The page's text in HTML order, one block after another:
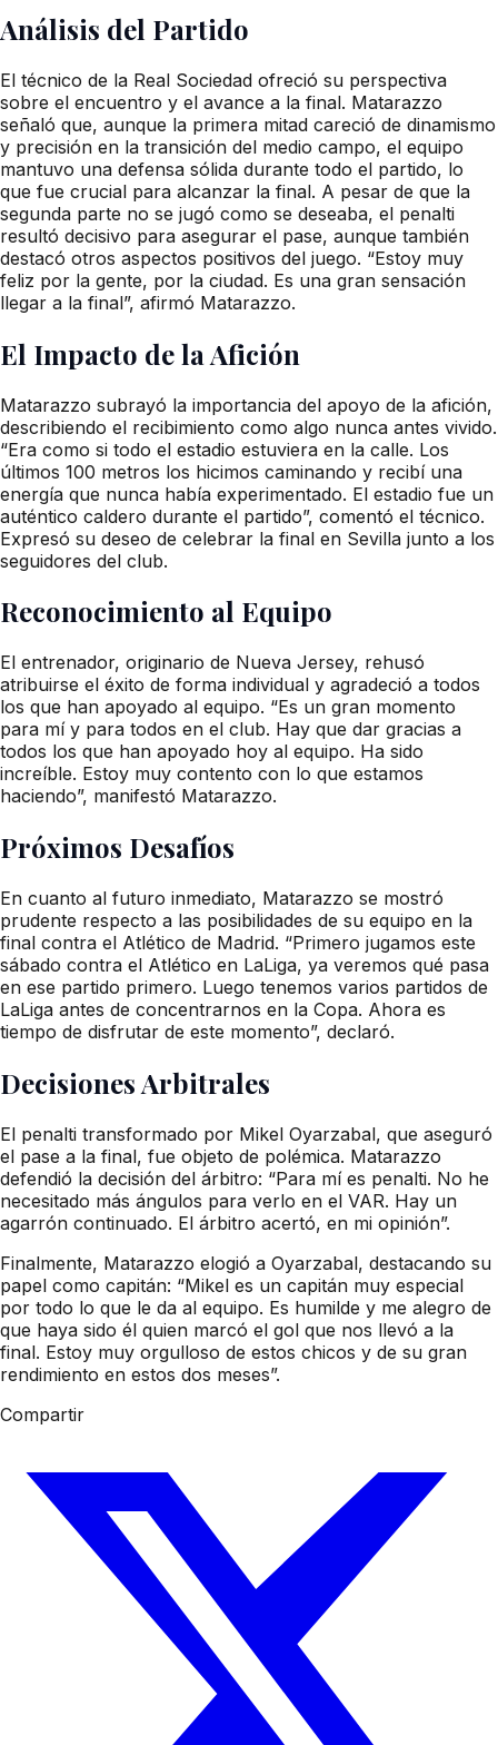
Análisis del Partido
El técnico de la Real Sociedad ofreció su perspectiva
sobre el encuentro y el avance a la final. Matarazzo
señaló que, aunque la primera mitad careció de dinamismo
y precisión en la transición del medio campo, el equipo
mantuvo una defensa sólida durante todo el partido, lo
que fue crucial para alcanzar la final. A pesar de que la
segunda parte no se jugó como se deseaba, el penalti
resultó decisivo para asegurar el pase, aunque también
destacó otros aspectos positivos del juego. “Estoy muy
feliz por la gente, por la ciudad. Es una gran sensación
llegar a la final”, afirmó Matarazzo.
El Impacto de la Afición
Matarazzo subrayó la importancia del apoyo de la afición,
describiendo el recibimiento como algo nunca antes vivido.
“Era como si todo el estadio estuviera en la calle. Los
últimos 100 metros los hicimos caminando y recibí una
energía que nunca había experimentado. El estadio fue un
auténtico caldero durante el partido”, comentó el técnico.
Expresó su deseo de celebrar la final en Sevilla junto a los
seguidores del club.
Reconocimiento al Equipo
El entrenador, originario de Nueva Jersey, rehusó
atribuirse el éxito de forma individual y agradeció a todos
los que han apoyado al equipo. “Es un gran momento
para mí y para todos en el club. Hay que dar gracias a
todos los que han apoyado hoy al equipo. Ha sido
increíble. Estoy muy contento con lo que estamos
haciendo”, manifestó Matarazzo.
Próximos Desafíos
En cuanto al futuro inmediato, Matarazzo se mostró
prudente respecto a las posibilidades de su equipo en la
final contra el Atlético de Madrid. “Primero jugamos este
sábado contra el Atlético en LaLiga, ya veremos qué pasa
en ese partido primero. Luego tenemos varios partidos de
LaLiga antes de concentrarnos en la Copa. Ahora es
tiempo de disfrutar de este momento”, declaró.
Decisiones Arbitrales
El penalti transformado por Mikel Oyarzabal, que aseguró
el pase a la final, fue objeto de polémica. Matarazzo
defendió la decisión del árbitro: “Para mí es penalti. No he
necesitado más ángulos para verlo en el VAR. Hay un
agarrón continuado. El árbitro acertó, en mi opinión”.
Finalmente, Matarazzo elogió a Oyarzabal, destacando su
papel como capitán: “Mikel es un capitán muy especial
por todo lo que le da al equipo. Es humilde y me alegro de
que haya sido él quien marcó el gol que nos llevó a la
final. Estoy muy orgulloso de estos chicos y de su gran
rendimiento en estos dos meses”.
Compartir